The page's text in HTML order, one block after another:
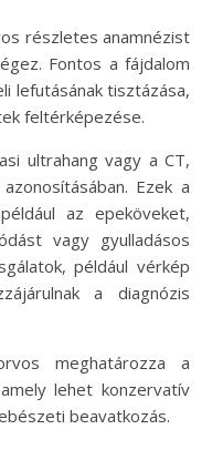
részletes anamnézist
Fontos a fájdalom
lefutásának tisztázása,
feltérképezése.
ultrahang vagy a CT,
Ezek a
az epeköveket,
vagy gyulladásos
például vérkép
a diagnózis
meghatározza a
lehet konzervatív
beavatkozás.